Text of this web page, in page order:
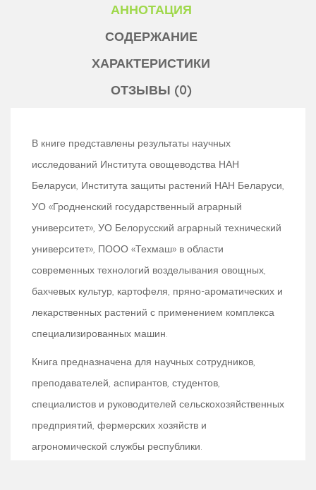
АННОТАЦИЯ
СОДЕРЖАНИЕ
ХАРАКТЕРИСТИКИ
ОТЗЫВЫ (0)
В книге представлены результаты научных
исследований Института овощеводства НАН
Беларуси, Института защиты растений НАН Беларуси,
УО «Гродненский государственный аграрный
университет», УО Белорусский аграрный технический
университет», ПООО «Техмаш» в области
современных технологий возделывания овощных,
бахчевых культур, картофеля, пряно-ароматических и
лекарственных растений с применением комплекса
специализированных машин.
Книга предназначена для научных сотрудников,
преподавателей, аспирантов, студентов,
специалистов и руководителей сельскохозяйственных
предприятий, фермерских хозяйств и
агрономической службы республики.